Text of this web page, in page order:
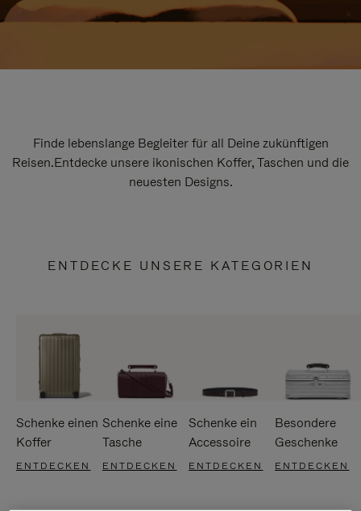
Finde lebenslange Begleiter für all Deine zukünftigen
Reisen.Entdecke unsere ikonischen Koffer, Taschen und die
neuesten Designs.
ENTDECKE UNSERE KATEGORIEN
Schenke einen
Koffer
ENTDECKEN
Schenke eine
Tasche
ENTDECKEN
Schenke ein
Accessoire
ENTDECKEN
Besondere
Geschenke
ENTDECKEN